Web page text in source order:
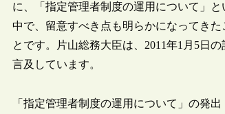
に、「指定管理者制度の運用について」
中で、留意すべき点も明らかになってき
とです。片山総務大臣は、2011年1月5日
言及しています。
「指定管理者制度の運用について」の発出